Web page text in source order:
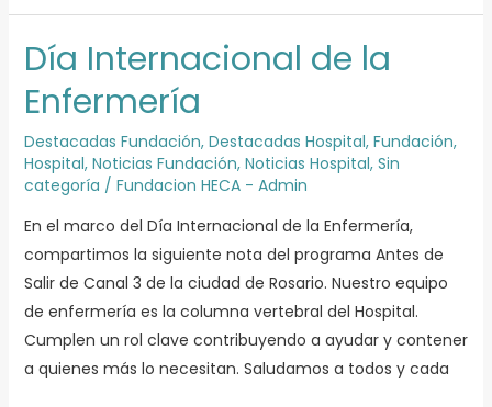
Día Internacional de la
Enfermería
Destacadas Fundación, Destacadas Hospital, Fundación,
Hospital, Noticias Fundación, Noticias Hospital, Sin
categoría / Fundacion HECA - Admin
En el marco del Día Internacional de la Enfermería,
compartimos la siguiente nota del programa Antes de
Salir de Canal 3 de la ciudad de Rosario. Nuestro equipo
de enfermería es la columna vertebral del Hospital.
Cumplen un rol clave contribuyendo a ayudar y contener
a quienes más lo necesitan. Saludamos a todos y cada
Día
de
la
Enfermería